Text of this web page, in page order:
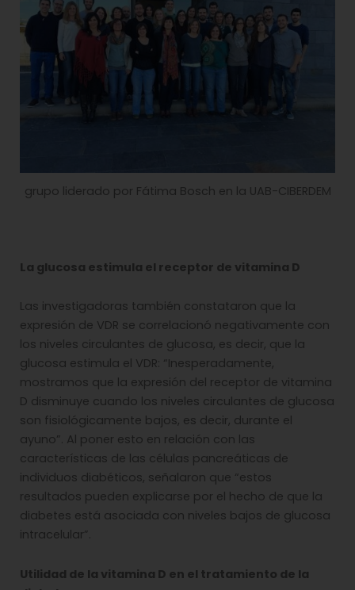
grupo liderado por Fátima Bosch en la UAB-CIBERDEM
La glucosa estimula el receptor de vitamina D
Las investigadoras también constataron que la
expresión de VDR se correlacionó negativamente con
los niveles circulantes de glucosa, es decir, que la
glucosa estimula el VDR: “Inesperadamente,
mostramos que la expresión del receptor de vitamina
D disminuye cuando los niveles circulantes de glucosa
son fisiológicamente bajos, es decir, durante el
ayuno”. Al poner esto en relación con las
características de las células pancreáticas de
individuos diabéticos, señalaron que “estos
resultados pueden explicarse por el hecho de que la
diabetes está asociada con niveles bajos de glucosa
intracelular”.
Utilidad de la vitamina D en el tratamiento de la